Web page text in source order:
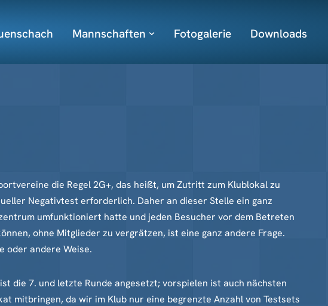
Mannschaften Fotogalerie Downloads
die Regel 2G+, das heißt, um Zutritt zum Klublokal zu
Negativtest erforderlich. Daher an dieser Stelle ein ganz
umfunktioniert hatte und jeden Besucher vor dem Betreten
ohne Mitglieder zu vergrätzen, ist eine ganz andere Frage.
oder andere Weise.
die 7. und letzte Runde angesetzt; vorspielen ist auch nächsten
mitbringen, da wir im Klub nur eine begrenzte Anzahl von Testsets